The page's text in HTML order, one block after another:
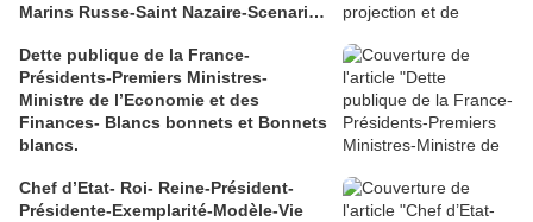
Marins Russe-Saint Nazaire-Scenario
Dette publique de la France-
Présidents-Premiers Ministres-
Ministre de l’Economie et des
Finances- Blancs bonnets et Bonnets
blancs.
Chef d’Etat- Roi- Reine-Président-
Présidente-Exemplarité-Modèle-Vie